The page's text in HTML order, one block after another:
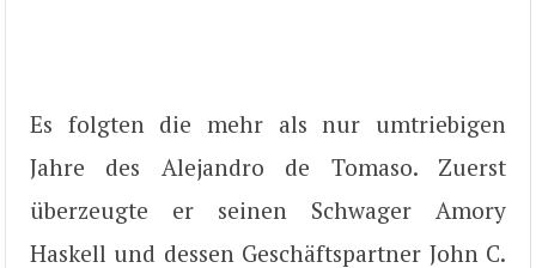
Es folgten die mehr als nur umtriebigen
Jahre des Alejandro de Tomaso. Zuerst
überzeugte er seinen Schwager Amory
Haskell und dessen Geschäftspartner John C.